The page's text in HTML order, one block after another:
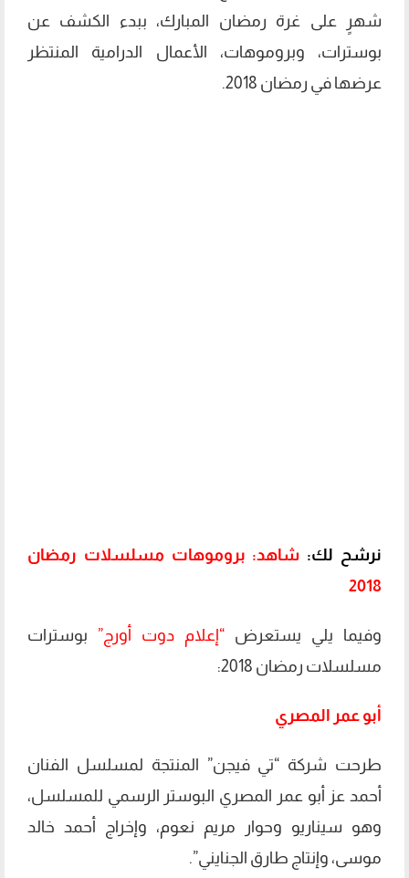
شهرٍ على غرة رمضان المبارك، ببدء الكشف عن
بوسترات، وبروموهات، الأعمال الدرامية المنتظر
عرضها في رمضان 2018.
نرشح لك: شاهد: بروموهات مسلسلات رمضان
2018
وفيما يلي يستعرض “إعلام دوت أورج” بوسترات
مسلسلات رمضان 2018:
أبو عمر المصري
طرحت شركة “تي فيجن” المنتجة لمسلسل الفنان
أحمد عز أبو عمر المصري البوستر الرسمي للمسلسل،
وهو سيناريو وحوار مريم نعوم، وإخراج أحمد خالد
موسى، وإنتاج طارق الجنايني”.